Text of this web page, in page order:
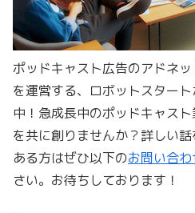
ポッドキャスト広告のアドネ
を運営する、ロボットスター
中！急成長中のポッドキャス
を共に創りませんか？詳しい
ある方はぜひ以下のお問い合
さい。お待ちしております！